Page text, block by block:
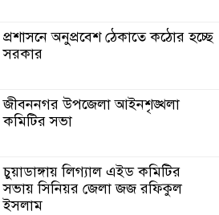
প্রশাসনে অনুপ্রবেশ ঠেকাতে কঠোর হচ্ছে
সরকার
জীবননগর উপজেলা আইনশৃঙ্খলা
কমিটির সভা
চুয়াডাঙ্গায় লিগ্যাল এইড কমিটির
সভায় সিনিয়র জেলা জজ রফিকুল
ইসলাম